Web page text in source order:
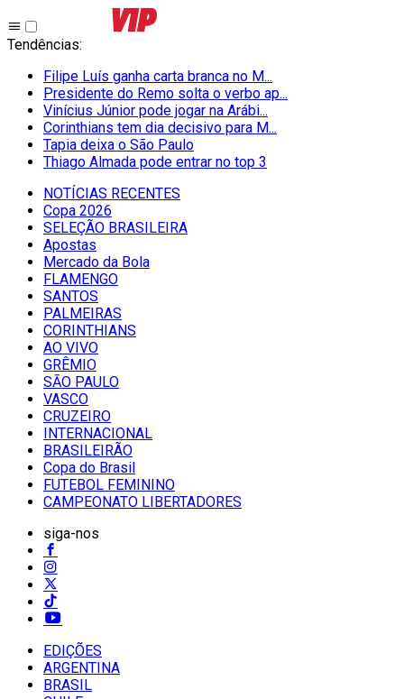
Tendências:
Filipe Luís ganha carta branca no M...
Presidente do Remo solta o verbo ap...
Vinícius Júnior pode jogar na Arábi...
Corinthians tem dia decisivo para M...
Tapia deixa o São Paulo
Thiago Almada pode entrar no top 3
NOTÍCIAS RECENTES
Copa 2026
SELEÇÃO BRASILEIRA
Apostas
Mercado da Bola
FLAMENGO
SANTOS
PALMEIRAS
CORINTHIANS
AO VIVO
GRÊMIO
SĀO PAULO
VASCO
CRUZEIRO
INTERNACIONAL
BRASILEIRÃO
Copa do Brasil
FUTEBOL FEMININO
CAMPEONATO LIBERTADORES
siga-nos
EDIÇÕES
ARGENTINA
BRASIL